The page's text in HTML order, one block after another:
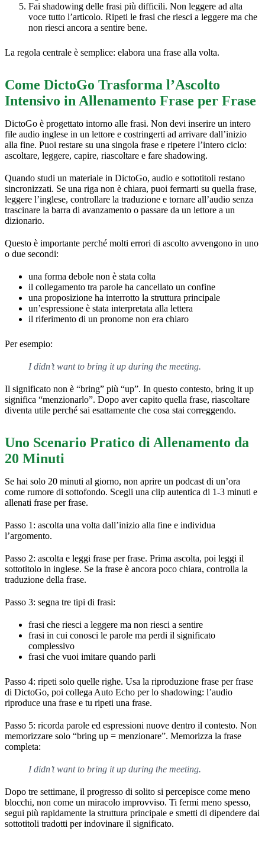
Fai shadowing delle frasi più difficili. Non leggere ad alta
voce tutto l’articolo. Ripeti le frasi che riesci a leggere ma che
non riesci ancora a sentire bene.
La regola centrale è semplice: elabora una frase alla volta.
Come DictoGo Trasforma l’Ascolto
Intensivo in Allenamento Frase per Frase
DictoGo è progettato intorno alle frasi. Non devi inserire un intero
file audio inglese in un lettore e costringerti ad arrivare dall’inizio
alla fine. Puoi restare su una singola frase e ripetere l’intero ciclo:
ascoltare, leggere, capire, riascoltare e fare shadowing.
Quando studi un materiale in DictoGo, audio e sottotitoli restano
sincronizzati. Se una riga non è chiara, puoi fermarti su quella frase,
leggere l’inglese, controllare la traduzione e tornare all’audio senza
trascinare la barra di avanzamento o passare da un lettore a un
dizionario.
Questo è importante perché molti errori di ascolto avvengono in uno
o due secondi:
una forma debole non è stata colta
il collegamento tra parole ha cancellato un confine
una proposizione ha interrotto la struttura principale
un’espressione è stata interpretata alla lettera
il riferimento di un pronome non era chiaro
Per esempio:
I didn’t want to bring it up during the meeting.
Il significato non è “bring” più “up”. In questo contesto, bring it up
significa “menzionarlo”. Dopo aver capito quella frase, riascoltare
diventa utile perché sai esattamente che cosa stai correggendo.
Uno Scenario Pratico di Allenamento da
20 Minuti
Se hai solo 20 minuti al giorno, non aprire un podcast di un’ora
come rumore di sottofondo. Scegli una clip autentica di 1-3 minuti e
allenati frase per frase.
Passo 1: ascolta una volta dall’inizio alla fine e individua
l’argomento.
Passo 2: ascolta e leggi frase per frase. Prima ascolta, poi leggi il
sottotitolo in inglese. Se la frase è ancora poco chiara, controlla la
traduzione della frase.
Passo 3: segna tre tipi di frasi:
frasi che riesci a leggere ma non riesci a sentire
frasi in cui conosci le parole ma perdi il significato
complessivo
frasi che vuoi imitare quando parli
Passo 4: ripeti solo quelle righe. Usa la riproduzione frase per frase
di DictoGo, poi collega Auto Echo per lo shadowing: l’audio
riproduce una frase e tu ripeti una frase.
Passo 5: ricorda parole ed espressioni nuove dentro il contesto. Non
memorizzare solo “bring up = menzionare”. Memorizza la frase
completa:
I didn’t want to bring it up during the meeting.
Dopo tre settimane, il progresso di solito si percepisce come meno
blocchi, non come un miracolo improvviso. Ti fermi meno spesso,
segui più rapidamente la struttura principale e smetti di dipendere dai
sottotitoli tradotti per indovinare il significato.